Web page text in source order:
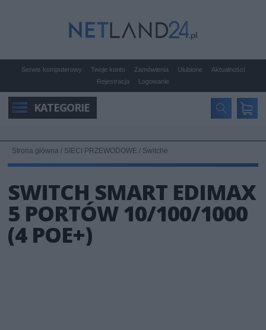
Serwis komputerowy Twoje konto Zamówienia Ulubione
Aktualności
Rejestracja
Logowanie
KATEGORIE
Strona główna / SIECI PRZEWODOWE / Switche
SWITCH SMART EDIMAX
5 PORTÓW 10/100/1000
(4 POE+)